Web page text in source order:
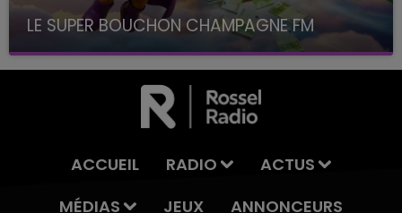
LE SUPER BOUCHON CHAMPAGNE FM
avec La Famille Champagne FM, à 8H10
ACCUEIL RADIO
ACTUS
MÉDIAS
JEUX ANNONCEURS